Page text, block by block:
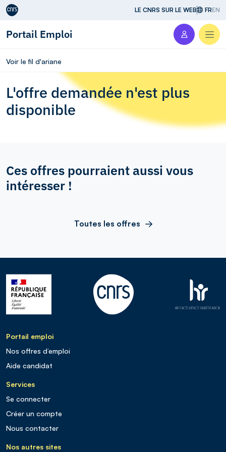
Aller au contenu LE CNRS SUR LE WEB FREN
Portail Emploi
Voir le fil d'ariane
L'offre demandée n'est plus
disponible
Ces offres pourraient aussi vous
intéresser !
Toutes les offres
Portail emploi
Nos offres d’emploi
Aide candidat
Services
Se connecter
Créer un compte
Nous contacter
Nos autres sites